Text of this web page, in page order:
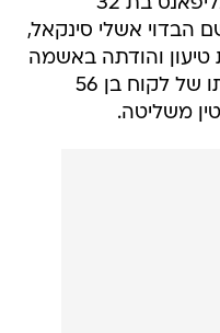
הבדוי אשלי סינקאל,
והודתה באשמה
של הריגה בשוגג, בעקבות מותו של לקוח בן 56
משליטה.